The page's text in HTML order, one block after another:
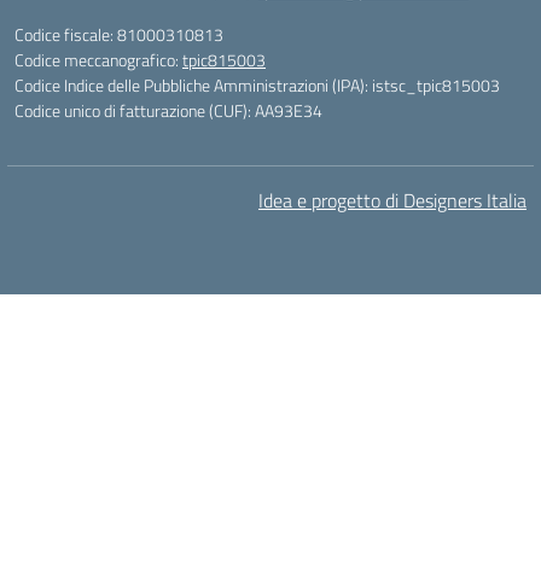
Codice fiscale: 81000310813
Codice meccanografico:tpic815003
Codice Indice delle Pubbliche Amministrazioni (IPA): istsc_tpic815003
Codice unico di fatturazione (CUF): AA93E34
Idea e progetto di Designers Italia